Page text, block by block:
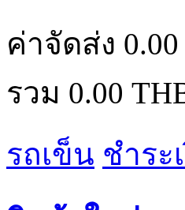
ค่าจัดส่ง
รวม 0.00
รถเข็น ชำระ